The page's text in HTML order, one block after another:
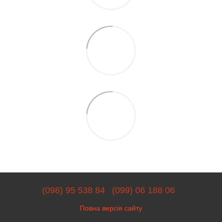
(098) 95 538 84 (099) 06 188 06
Повна версія сайту